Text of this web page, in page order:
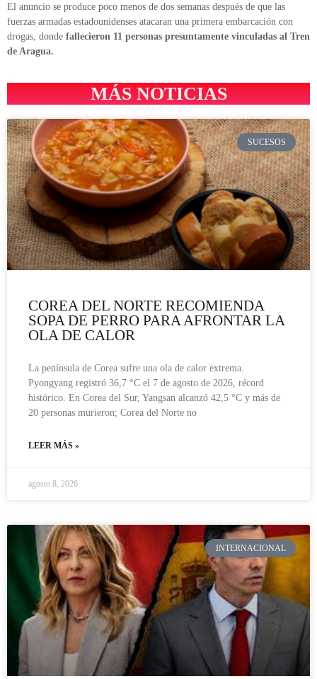
El anuncio se produce poco menos de dos semanas después de que las
fuerzas armadas estadounidenses atacaran una primera embarcación con
drogas, donde fallecieron 11 personas presuntamente vinculadas al Tren
de Aragua.
MÁS NOTICIAS
SUCESOS
COREA DEL NORTE RECOMIENDA
SOPA DE PERRO PARA AFRONTAR LA
OLA DE CALOR
La península de Corea sufre una ola de calor extrema.
Pyongyang registró 36,7 °C el 7 de agosto de 2026, récord
histórico. En Corea del Sur, Yangsan alcanzó 42,5 °C y más de
20 personas murieron; Corea del Norte no
LEER MÁS »
agosto 8, 2026
INTERNACIONAL